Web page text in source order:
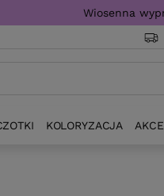
Wiosenna
KOLORYZACJA